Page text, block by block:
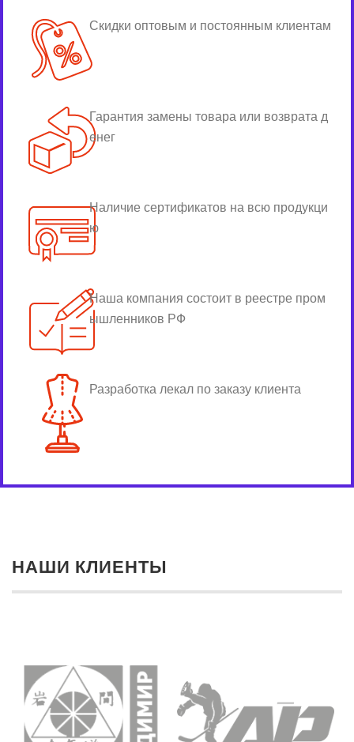
Скидки оптовым и постоянным клиентам
Гарантия замены товара или возврата д
енег
Наличие сертификатов на всю продукци
ю
Наша компания состоит в реестре пром
ышленников РФ
Разработка лекал по заказу клиента
НАШИ КЛИЕНТЫ